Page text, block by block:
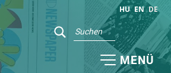
HU EN DE
MENÜ